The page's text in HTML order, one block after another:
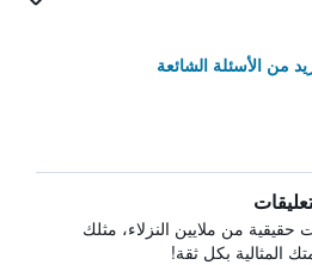
من الأسئلة الشائعة
حقيقية من ملايين النزلاء، مثلك
المثالية بكل ثقة!